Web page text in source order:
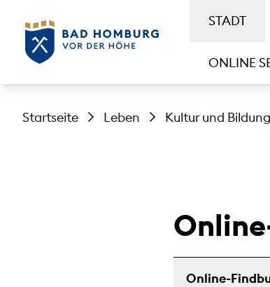
STADT
ONLINE
Startseite Leben Kultur und Bildung
Online-